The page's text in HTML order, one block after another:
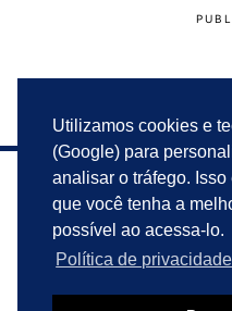
Utilizamos cookies e
(Google) para
analisar o tráfego.
que você tenha a
possível ao acessa-lo.
Política de privacidade